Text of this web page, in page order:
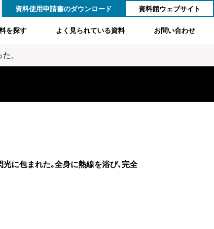
資料使用申請書のダウンロード 資料館ウェブサイト
を探す よく見られている資料 お問い合わせ
。
に包まれた｡全身に熱線を浴び､完全